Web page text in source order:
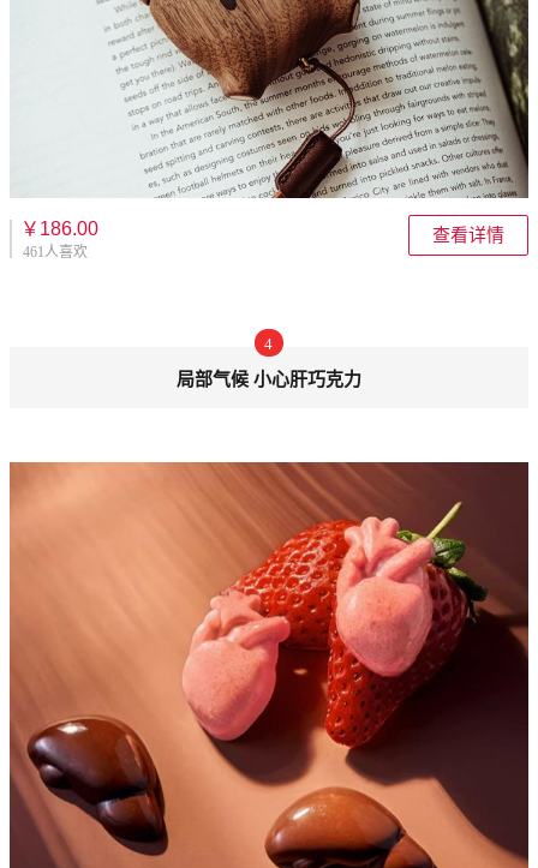
￥186.00
461人喜欢
查看详情
4
局部气候 小心肝巧克力